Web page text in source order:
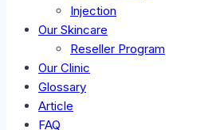
Injection
Our Skincare
Reseller Program
Our Clinic
Glossary
Article
FAQ